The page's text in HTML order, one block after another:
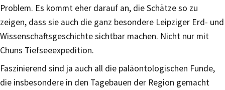
Problem. Es kommt eher darauf an, die Schätze so zu
zeigen, dass sie auch die ganz besondere Leipziger Erd- und
Wissenschaftsgeschichte sichtbar machen. Nicht nur mit
Chuns Tiefseeexpedition.
Faszinierend sind ja auch all die paläontologischen Funde,
die insbesondere in den Tagebauen der Region gemacht